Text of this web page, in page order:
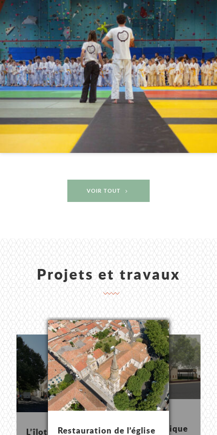
Voir l'élément
VOIR TOUT
Projets et travaux
L’îlot des trois Grâces
Voir le projet
Restauration de l’église
Voir le projet
rénovation énergétique
Voir le projet